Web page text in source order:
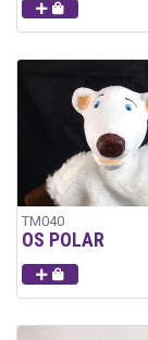
TM040
OS POLAR